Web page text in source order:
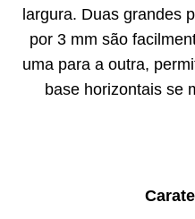
largura. Duas grandes
por 3 mm são
uma para a outra,
base horizontais se